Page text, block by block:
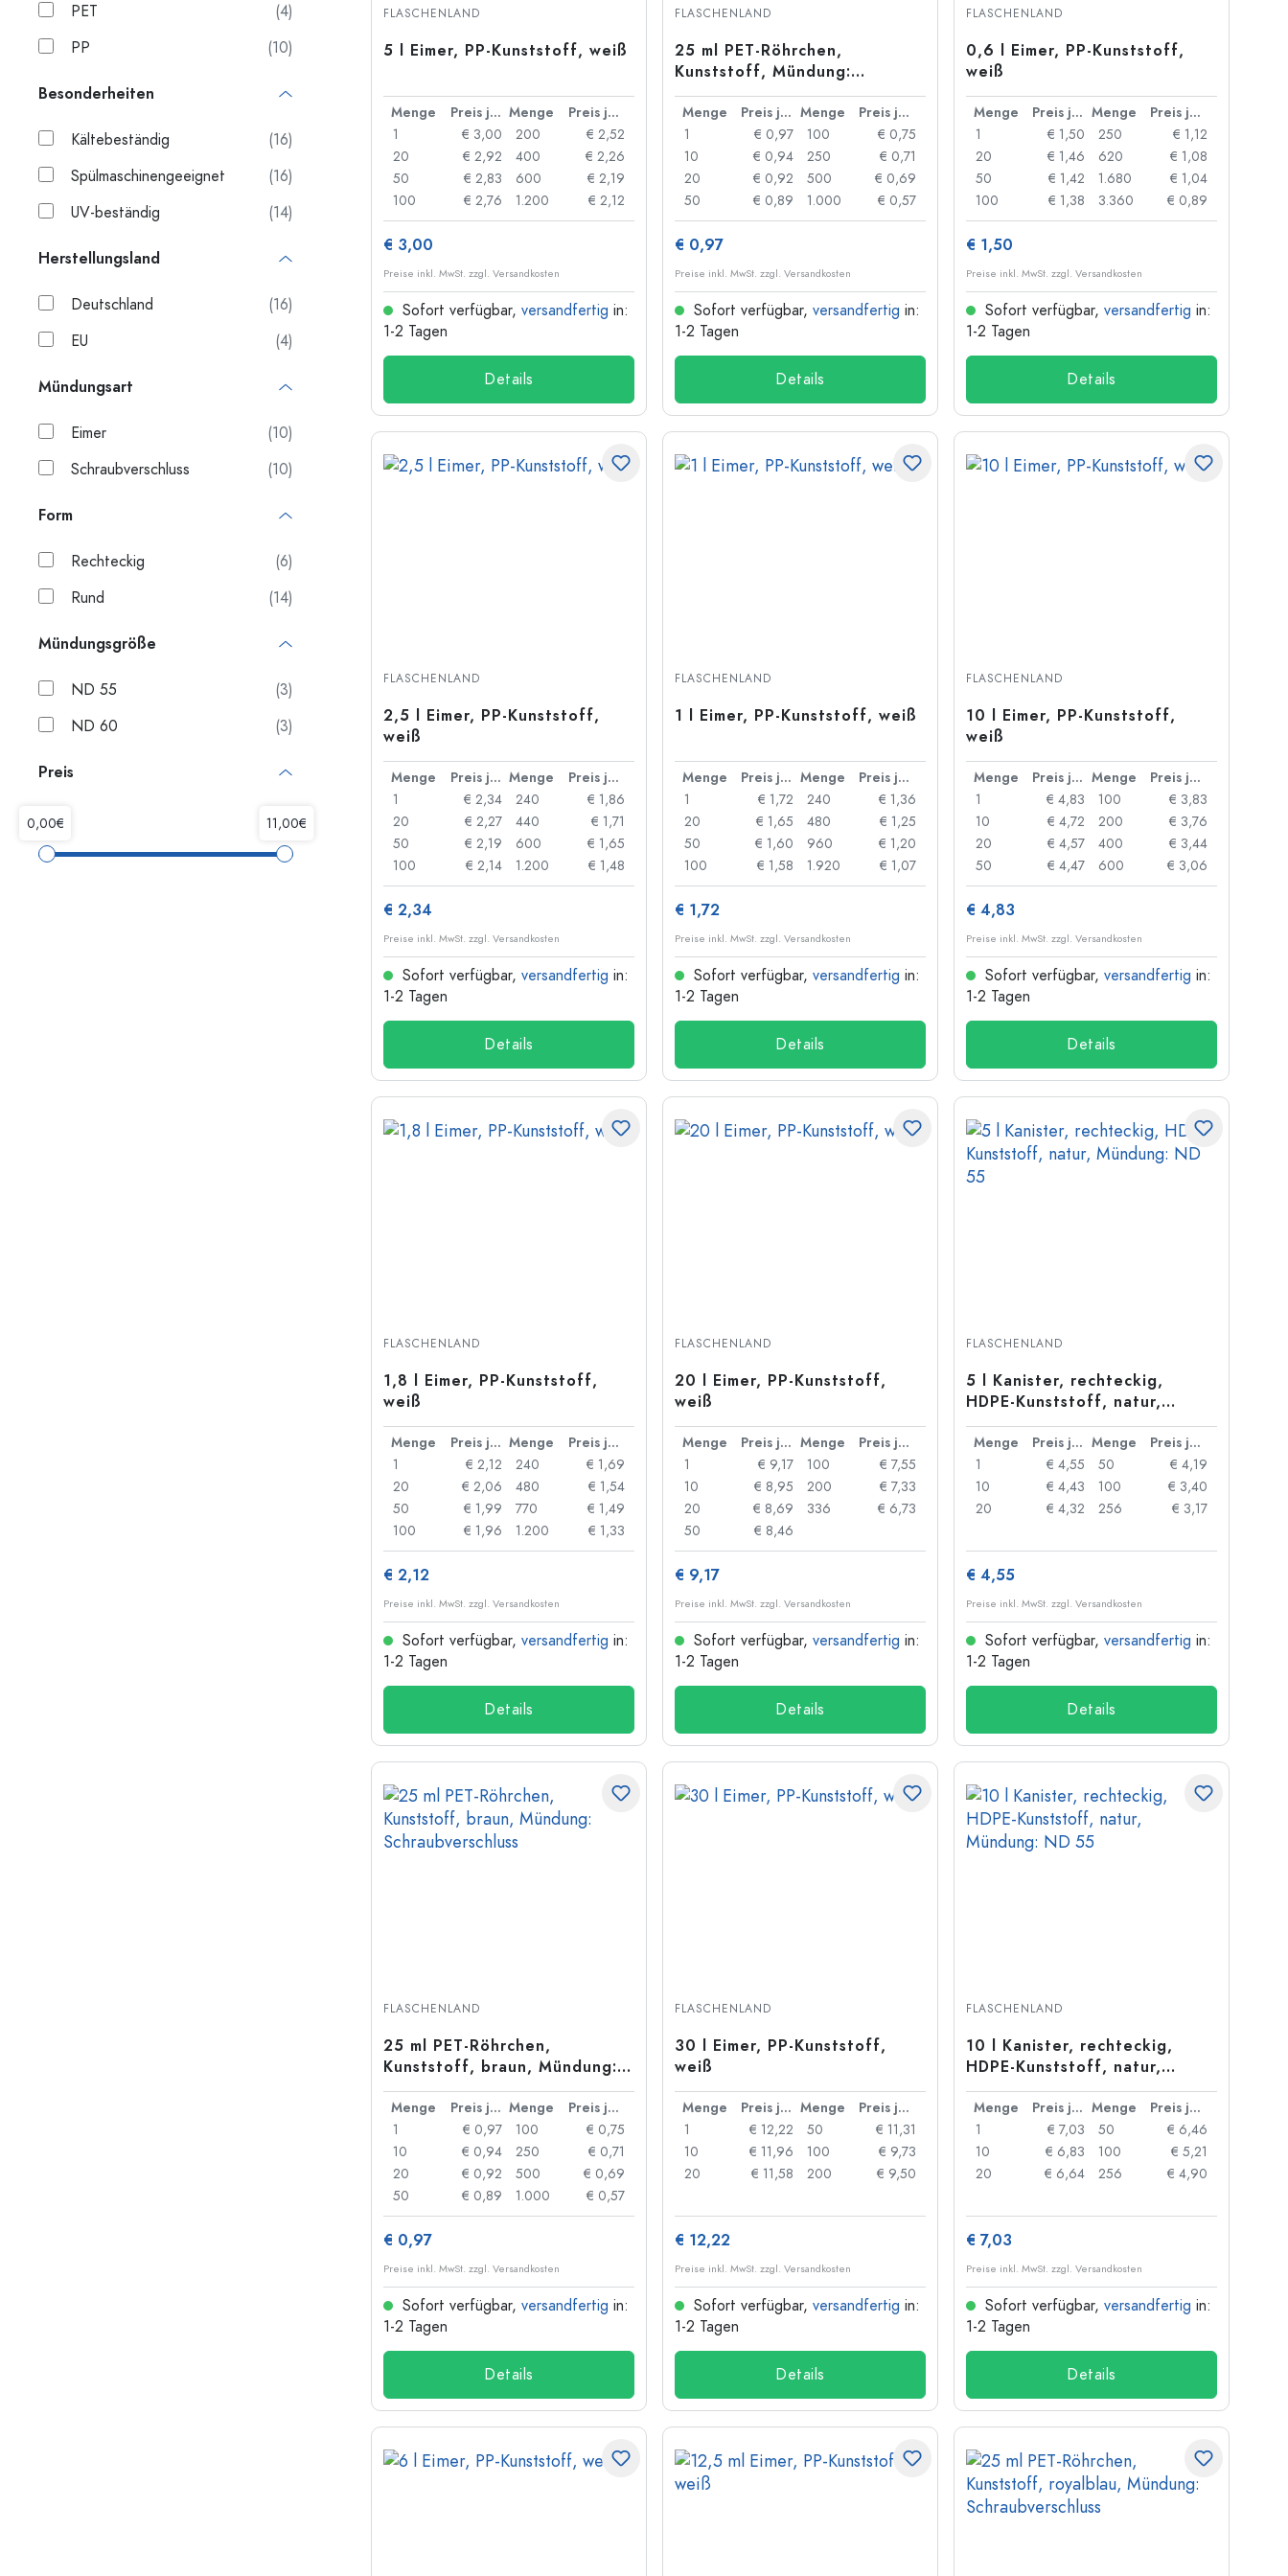
Langhalsflaschen
Mehrkantflaschen
Weithalsflaschen
Flaschen nach Material
Kunststoffflaschen
Steinzeugflaschen
Aluminiumflaschen
PET
(4)
PP
(10)
Besonderheiten
Kältebeständig
(16)
Spülmaschinengeeignet
(16)
UV-beständig
(14)
Herstellungsland
Deutschland
(16)
EU
(4)
Mündungsart
Eimer
(10)
Schraubverschluss
(10)
Form
Rechteckig
(6)
Rund
(14)
Mündungsgröße
ND 55
(3)
ND 60
(3)
Preis
FLASCHENLAND
5 l Eimer, PP-Kunststoff, weiß
Menge Preis je Stück Menge
Preis je Stück
1
€ 3,00
20
€ 2,92
50
€ 2,83
100
€ 2,76
200
€ 2,52
400
€ 2,26
600
€ 2,19
1.200
€ 2,12
€ 3,00
Preise inkl. MwSt. zzgl. Versandkosten
Sofort verfügbar, versandfertig in:
1-2 Tagen
Details
FLASCHENLAND
25 ml PET-Röhrchen,
Kunststoff, Mündung:
Schraubverschluss
Menge Preis je Stück Menge
Preis je Stück
1
€ 0,97
10
€ 0,94
20
€ 0,92
50
€ 0,89
100
€ 0,75
250
€ 0,71
500
€ 0,69
1.000
€ 0,57
€ 0,97
Preise inkl. MwSt. zzgl. Versandkosten
Sofort verfügbar, versandfertig in:
1-2 Tagen
Details
FLASCHENLAND
0,6 l Eimer, PP-Kunststoff,
weiß
Menge Preis je Stück Menge
Preis je Stück
1
€ 1,50
20
€ 1,46
50
€ 1,42
100
€ 1,38
250
€ 1,12
620
€ 1,08
1.680
€ 1,04
3.360
€ 0,89
€ 1,50
Preise inkl. MwSt. zzgl. Versandkosten
Sofort verfügbar, versandfertig in:
1-2 Tagen
Details
FLASCHENLAND
2,5 l Eimer, PP-Kunststoff,
weiß
Menge Preis je Stück Menge
Preis je Stück
1
€ 2,34
20
€ 2,27
50
€ 2,19
100
€ 2,14
240
€ 1,86
440
€ 1,71
600
€ 1,65
1.200
€ 1,48
€ 2,34
Preise inkl. MwSt. zzgl. Versandkosten
Sofort verfügbar, versandfertig in:
1-2 Tagen
Details
FLASCHENLAND
1 l Eimer, PP-Kunststoff, weiß
Menge Preis je Stück Menge
Preis je Stück
1
€ 1,72
20
€ 1,65
50
€ 1,60
100
€ 1,58
240
€ 1,36
480
€ 1,25
960
€ 1,20
1.920
€ 1,07
€ 1,72
Preise inkl. MwSt. zzgl. Versandkosten
Sofort verfügbar, versandfertig in:
1-2 Tagen
Details
FLASCHENLAND
10 l Eimer, PP-Kunststoff,
weiß
Menge Preis je Stück Menge
Preis je Stück
1
€ 4,83
10
€ 4,72
20
€ 4,57
50
€ 4,47
100
€ 3,83
200
€ 3,76
400
€ 3,44
600
€ 3,06
€ 4,83
Preise inkl. MwSt. zzgl. Versandkosten
Sofort verfügbar, versandfertig in:
1-2 Tagen
Details
FLASCHENLAND
1,8 l Eimer, PP-Kunststoff,
weiß
Menge Preis je Stück Menge
Preis je Stück
1
€ 2,12
20
€ 2,06
50
€ 1,99
100
€ 1,96
240
€ 1,69
480
€ 1,54
770
€ 1,49
1.200
€ 1,33
€ 2,12
Preise inkl. MwSt. zzgl. Versandkosten
Sofort verfügbar, versandfertig in:
1-2 Tagen
Details
FLASCHENLAND
20 l Eimer, PP-Kunststoff,
weiß
Menge Preis je Stück Menge
Preis je Stück
1
€ 9,17
10
€ 8,95
20
€ 8,69
50
€ 8,46
100
€ 7,55
200
€ 7,33
336
€ 6,73
€ 9,17
Preise inkl. MwSt. zzgl. Versandkosten
Sofort verfügbar, versandfertig in:
1-2 Tagen
Details
FLASCHENLAND
5 l Kanister, rechteckig,
HDPE-Kunststoff, natur,
Mündung: ND 55
Menge Preis je Stück Menge
Preis je Stück
1
€ 4,55
10
€ 4,43
20
€ 4,32
50
€ 4,19
100
€ 3,40
256
€ 3,17
€ 4,55
Preise inkl. MwSt. zzgl. Versandkosten
Sofort verfügbar, versandfertig in:
1-2 Tagen
Details
FLASCHENLAND
25 ml PET-Röhrchen,
Kunststoff, braun, Mündung:
Schraubverschluss
Menge Preis je Stück Menge
Preis je Stück
1
€ 0,97
10
€ 0,94
20
€ 0,92
50
€ 0,89
100
€ 0,75
250
€ 0,71
500
€ 0,69
1.000
€ 0,57
€ 0,97
Preise inkl. MwSt. zzgl. Versandkosten
Sofort verfügbar, versandfertig in:
1-2 Tagen
Details
FLASCHENLAND
30 l Eimer, PP-Kunststoff,
weiß
Menge Preis je Stück Menge
Preis je Stück
1
€ 12,22
10
€ 11,96
20
€ 11,58
50
€ 11,31
100
€ 9,73
200
€ 9,50
€ 12,22
Preise inkl. MwSt. zzgl. Versandkosten
Sofort verfügbar, versandfertig in:
1-2 Tagen
Details
FLASCHENLAND
10 l Kanister, rechteckig,
HDPE-Kunststoff, natur,
Mündung: ND 55
Menge Preis je Stück Menge
Preis je Stück
1
€ 7,03
10
€ 6,83
20
€ 6,64
50
€ 6,46
100
€ 5,21
256
€ 4,90
€ 7,03
Preise inkl. MwSt. zzgl. Versandkosten
Sofort verfügbar, versandfertig in:
1-2 Tagen
Details